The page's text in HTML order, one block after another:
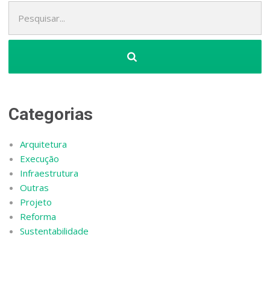
por:
Categorias
Arquitetura
Execução
Infraestrutura
Outras
Projeto
Reforma
Sustentabilidade